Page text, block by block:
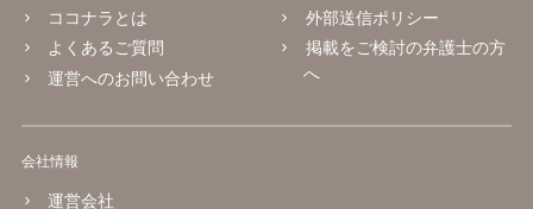
ココナラとは
よくあるご質問
運営へのお問い合わせ
外部送信ポリシー
掲載をご検討の弁護士の方
へ
会社情報
運営会社